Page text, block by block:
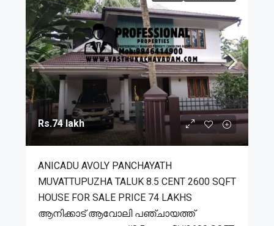
Rs.74 lakh
ANICADU AVOLY PANCHAYATH
MUVATTUPUZHA TALUK 8.5 CENT 2600 SQFT
HOUSE FOR SALE PRICE 74 LAKHS
ആനിക്കാട് ആവോലി പഞ്ചായത്ത്